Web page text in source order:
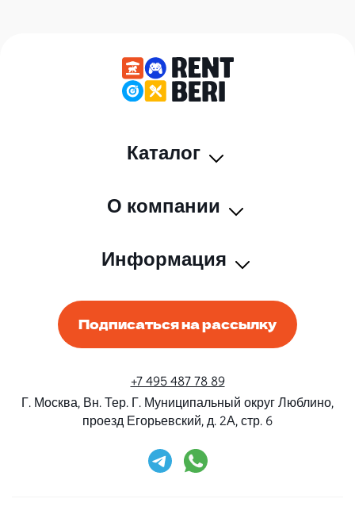
Каталог
О компании
Информация
Подписаться на рассылку
+7 495 487 78 89
Г. Москва, Вн. Тер. Г. Муниципальный округ Люблино,
проезд Егорьевский, д. 2А, стр. 6